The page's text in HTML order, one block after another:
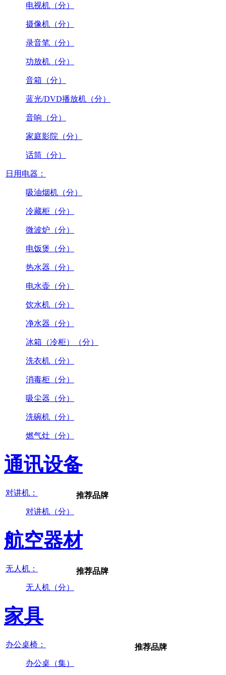
电视机（分）
摄像机（分）
录音笔（分）
功放机（分）
音箱（分）
蓝光/DVD播放机（分）
音响（分）
家庭影院（分）
话筒（分）
日用电器：
吸油烟机（分）
冷藏柜（分）
微波炉（分）
电饭煲（分）
热水器（分）
电水壶（分）
饮水机（分）
净水器（分）
冰箱（冷柜）（分）
洗衣机（分）
消毒柜（分）
吸尘器（分）
洗碗机（分）
燃气灶（分）
通讯设备
对讲机：
对讲机（分）
推荐品牌
航空器材
无人机：
无人机（分）
推荐品牌
家具
办公桌椅：
办公桌（集）
推荐品牌